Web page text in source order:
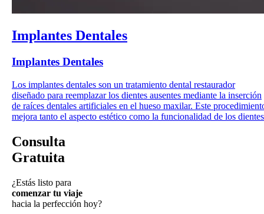
Implantes Dentales
Implantes Dentales
Los implantes dentales son un tratamiento dental restaurador
diseñado para reemplazar los dientes ausentes mediante la inserción
de raíces dentales artificiales en el hueso maxilar. Este
mejora tanto el aspecto estético como la funcionalidad de los
Consulta
Gratuita
¿Estás listo para
comenzar tu viaje
hacia la perfección hoy?